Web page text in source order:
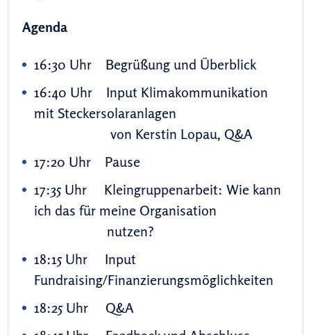
Agenda
16:30 Uhr Begrüßung und Überblick
16:40 Uhr Input Klimakommunikation
mit Steckersolaranlagen
von Kerstin Lopau, Q&A
17:20 Uhr Pause
17:35 Uhr Kleingruppenarbeit: Wie kann
ich das für meine Organisation
nutzen?
18:15 Uhr Input
Fundraising/Finanzierungsmöglichkeiten
18:25 Uhr Q&A